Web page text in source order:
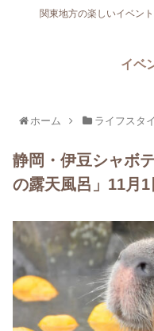
関東地方の楽しいイベン
イベ
ホーム ライフスタ
静岡・伊豆シャボ
の露天風呂」11月